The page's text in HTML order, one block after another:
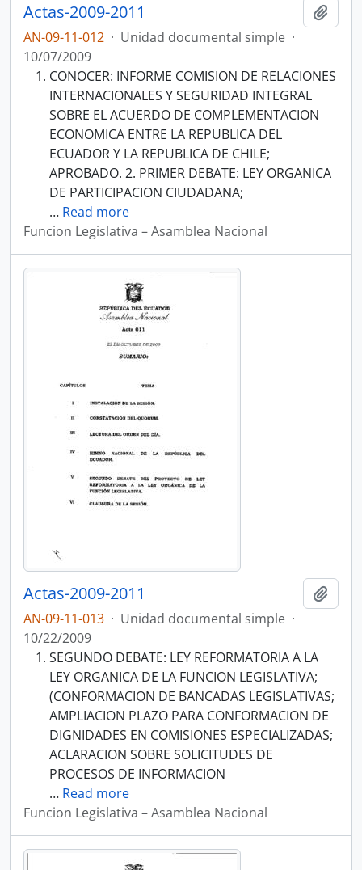
Actas-2009-2011
AN-09-11-012 · Unidad documental simple ·
10/07/2009
CONOCER: INFORME COMISION DE RELACIONES
INTERNACIONALES Y SEGURIDAD INTEGRAL
SOBRE EL ACUERDO DE COMPLEMENTACION
ECONOMICA ENTRE LA REPUBLICA DEL
ECUADOR Y LA REPUBLICA DE CHILE;
APROBADO. 2. PRIMER DEBATE: LEY ORGANICA
DE PARTICIPACION CIUDADANA;
… Read more
Funcion Legislativa – Asamblea Nacional
Actas-2009-2011
AN-09-11-013 · Unidad documental simple ·
10/22/2009
SEGUNDO DEBATE: LEY REFORMATORIA A LA
LEY ORGANICA DE LA FUNCION LEGISLATIVA;
(CONFORMACION DE BANCADAS LEGISLATIVAS;
AMPLIACION PLAZO PARA CONFORMACION DE
DIGNIDADES EN COMISIONES ESPECIALIZADAS;
ACLARACION SOBRE SOLICITUDES DE
PROCESOS DE INFORMACION
… Read more
Funcion Legislativa – Asamblea Nacional